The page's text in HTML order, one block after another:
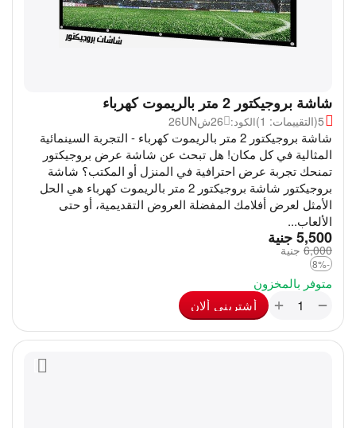
شاشة بروجيكتور 2 متر بالريموت كهرباء
5(التقييمات: 1) الكود: 26ش26UN
شاشة بروجيكتور 2 متر بالريموت كهرباء - التجربة السينمائية
المثالية في كل مكان! هل تبحث عن شاشة عرض بروجيكتور
تمنحك تجربة عرض احترافية في المنزل أو المكتب؟ شاشة
بروجيكتور شاشة بروجيكتور 2 متر بالريموت كهرباء هي الحل
الأمثل لعرض أفلامك المفضلة العروض التقديمية، أو حتى
الألعاب...
جنية5,500
جنية 6,000
-8%
متوفر بالمخزون
+ − أشترينى ألان